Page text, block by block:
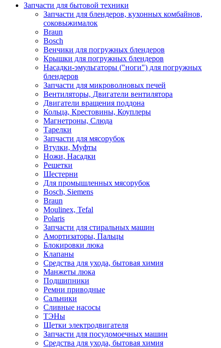
Запчасти для бытовой техники
Запчасти для блендеров, кухонных комбайнов,
соковыжималок
Braun
Bosch
Венчики для погружных блендеров
Крышки для погружных блендеров
Насадки-эмульгаторы ("ноги") для погружных
блендеров
Запчасти для микроволновых печей
Вентиляторы, Двигатели вентилятора
Двигатели вращения поддона
Кольца, Крестовины, Коуплеры
Магнетроны, Слюда
Тарелки
Запчасти для мясорубок
Втулки, Муфты
Ножи, Насадки
Решетки
Шестерни
Для промышленных мясорубок
Bosch, Siemens
Braun
Moulinex, Tefal
Polaris
Запчасти для стиральных машин
Амортизаторы, Пальцы
Блокировки люка
Клапаны
Средства для ухода, бытовая химия
Манжеты люка
Подшипники
Ремни приводные
Сальники
Сливные насосы
ТЭНы
Щетки электродвигателя
Запчасти для посудомоечных машин
Средства для ухода, бытовая химия